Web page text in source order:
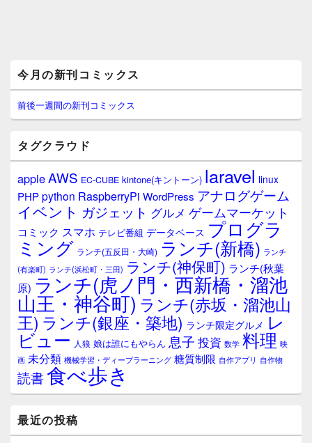
イ
ン
サ
イ
ウ
ィ
ジ
ェ
ア
今月の新刊コミックス
前後一週間の新刊コミックス
タグクラウド
appleAWS EC-CUBE kintone(キントーン) laravel linux
PHPpython RaspberryPi WordPress アナログゲーム
イベント ガジェット グルメ ゲームマーケット
コミック スマホ テレビ番組 データベース プログラ
ミング ランチ(五反田・大崎) ランチ(新橋) ランチ
(有楽町) ランチ(浜松町・三田) ランチ(神保町) ランチ(秋葉
原) ランチ(虎ノ門・西新橋・溜池
山王・神谷町) ランチ(赤坂・溜池山
王) ランチ(銀座・築地) ランチ限定グルメ レ
ビュー 人狼 娘は誰にもやらん 息子 投資 数学 料理 映
画 未分類 機械学習・ディープラーニング 糖質制限 自作アプリ 自作物
読書食べ歩き
最近の投稿